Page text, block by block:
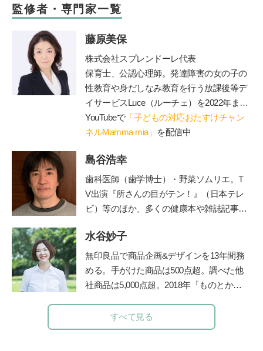
監修者・専門家一覧
藤原美保
株式会社スプレンドーレ代表
保育士、公認心理師。発達障害の女の子の
性教育や身だしなみ教育を行う放課後等デ
イサービスLuce（ルーチェ）を2022年まで
運営。現在は障害のあるお子さんと保護者
が一緒に通うことができる脱毛サロン
育てや療育相談、事業所での性教育のやり
方、職員研修やコンサル、講演等を行う。
著書に『発達障害の女の子のお母さんが、
早めに知っておきたい「47のルール」』、
っておいて良かったこと
ャル出版社）、『発達障害の女の子の「自
立」のために親としてできること』（
PHP
研究所）がある。
YouTubeで「子どもの対応おたすけチャン
ネルMamma mia」 を配信中
島谷浩幸
歯科医師（歯学博士）・野菜ソムリエ。T
V出演『所さんの目がテン！』（日本テレ
ビ）等のほか、多くの健康本や雑誌記事・
由流里舎農園
認。Twitterも更新中。
水谷妙子
無印良品で商品企画&デザインを13年間務
める。手がけた商品は500点超。調べた他
社商品は5,000点超。2018年「ものとかぞ
納サービスやお片づけ講座を行うかたわ
ら、雑誌やWebでも活動中。フォロワー5.
すべて見る